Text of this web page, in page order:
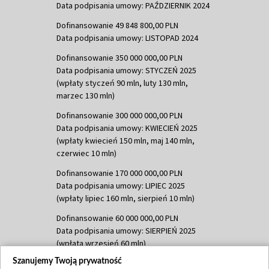
Data podpisania umowy: PAŹDZIERNIK 2024
Dofinansowanie 49 848 800,00 PLN
Data podpisania umowy: LISTOPAD 2024
Dofinansowanie 350 000 000,00 PLN
Data podpisania umowy: STYCZEŃ 2025
(wpłaty styczeń 90 mln, luty 130 mln,
marzec 130 mln)
Dofinansowanie 300 000 000,00 PLN
Data podpisania umowy: KWIECIEŃ 2025
(wpłaty kwiecień 150 mln, maj 140 mln,
czerwiec 10 mln)
Dofinansowanie 170 000 000,00 PLN
Data podpisania umowy: LIPIEC 2025
(wpłaty lipiec 160 mln, sierpień 10 mln)
Dofinansowanie 60 000 000,00 PLN
Data podpisania umowy: SIERPIEŃ 2025
(wpłata wrzesień 60 mln)
Dofinansowanie 635 783 051,21 PLN
Szanujemy Twoją prywatność